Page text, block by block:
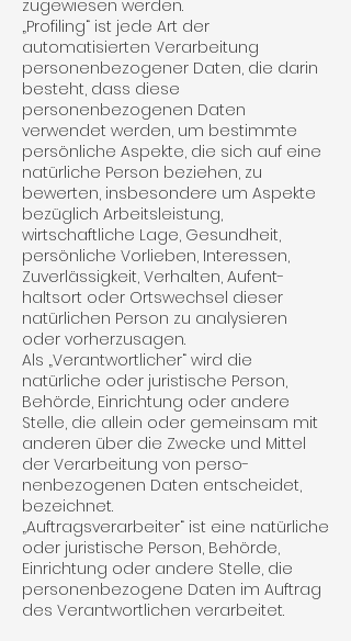
zuge­wiesen werden.
„Profiling“ ist jede Art der
automatisierten Verarbeitung
personenbezogener Daten, die darin
besteht, dass diese
personenbezogenen Daten
verwendet werden, um bestimmte
persönliche Aspekte, die sich auf eine
natürliche Person beziehen, zu
bewerten, insbesondere um Aspekte
bezüglich Arbeitsleistung,
wirtschaftliche Lage, Gesundheit,
persönliche Vorlieben, Interessen,
Zuverlässigkeit, Verhalten, Aufent­
haltsort oder Ortswechsel dieser
natürlichen Person zu analy­sieren
oder vorherzusagen.
Als „Verantwortlicher“ wird die
natürliche oder juristische Person,
Behörde, Einrichtung oder andere
Stelle, die allein oder gemeinsam mit
anderen über die Zwecke und Mittel
der Verarbeitung von perso­
nenbezogenen Daten entscheidet,
bezeichnet.
„Auftragsverarbeiter“ ist eine natürliche
oder juristische Person, Behörde,
Einrichtung oder andere Stelle, die
personenbezogene Daten im Auftrag
des Verantwortlichen verarbeitet.